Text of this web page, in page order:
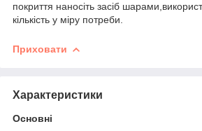
покриття наносіть засіб
кількість у міру потреби.
Приховати
Характеристики
Основні